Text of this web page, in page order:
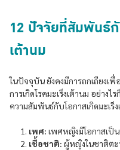
12 ปัจจัยที่สัมพันธ์กั
เต้านม
ในปัจจุบัน ยังคงมีการถกเถียงเ
การเกิดโรคมะเร็งเต้านม อย่า
ความสัมพันธ์กับโอกาสเกิดมะเร็
เพศ: เพศหญิงมีโอกาสเป็น
เชื้อชาติ: ผู้หญิงในชาติตะ